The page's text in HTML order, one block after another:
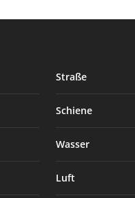
Straße
Schiene
Wasser
Luft